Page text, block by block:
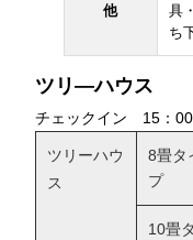
他
具
ち
ツリ―ハウス
チェックイン 15：
ツリーハウ
ス
8畳タ
プ
10畳